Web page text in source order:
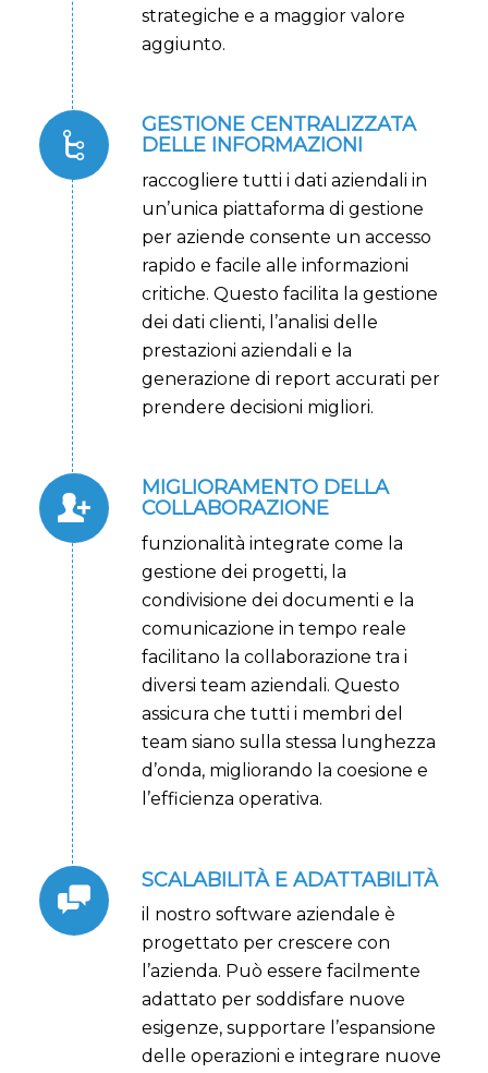
strategiche e a maggior valore
aggiunto.
GESTIONE CENTRALIZZATA
DELLE INFORMAZIONI
raccogliere tutti i dati aziendali in
un’unica piattaforma di gestione
per aziende consente un accesso
rapido e facile alle informazioni
critiche. Questo facilita la gestione
dei dati clienti, l’analisi delle
prestazioni aziendali e la
generazione di report accurati per
prendere decisioni migliori.
MIGLIORAMENTO DELLA
COLLABORAZIONE
funzionalità integrate come la
gestione dei progetti, la
condivisione dei documenti e la
comunicazione in tempo reale
facilitano la collaborazione tra i
diversi team aziendali. Questo
assicura che tutti i membri del
team siano sulla stessa lunghezza
d’onda, migliorando la coesione e
l’efficienza operativa.
SCALABILITÀ E ADATTABILITÀ
il nostro software aziendale è
progettato per crescere con
l’azienda. Può essere facilmente
adattato per soddisfare nuove
esigenze, supportare l’espansione
delle operazioni e integrare nuove